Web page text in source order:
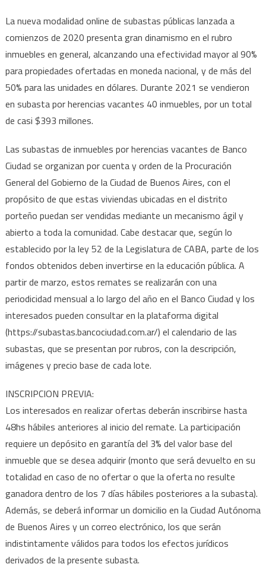
La nueva modalidad online de subastas públicas lanzada a
comienzos de 2020 presenta gran dinamismo en el rubro
inmuebles en general, alcanzando una efectividad mayor al 90%
para propiedades ofertadas en moneda nacional, y de más del
50% para las unidades en dólares. Durante 2021 se vendieron
en subasta por herencias vacantes 40 inmuebles, por un total
de casi $393 millones.
Las subastas de inmuebles por herencias vacantes de Banco
Ciudad se organizan por cuenta y orden de la Procuración
General del Gobierno de la Ciudad de Buenos Aires, con el
propósito de que estas viviendas ubicadas en el distrito
porteño puedan ser vendidas mediante un mecanismo ágil y
abierto a toda la comunidad. Cabe destacar que, según lo
establecido por la ley 52 de la Legislatura de CABA, parte de los
fondos obtenidos deben invertirse en la educación pública. A
partir de marzo, estos remates se realizarán con una
periodicidad mensual a lo largo del año en el Banco Ciudad y los
interesados pueden consultar en la plataforma digital
(https://subastas.bancociudad.com.ar/) el calendario de las
subastas, que se presentan por rubros, con la descripción,
imágenes y precio base de cada lote.
INSCRIPCION PREVIA:
Los interesados en realizar ofertas deberán inscribirse hasta
48hs hábiles anteriores al inicio del remate. La participación
requiere un depósito en garantía del 3% del valor base del
inmueble que se desea adquirir (monto que será devuelto en su
totalidad en caso de no ofertar o que la oferta no resulte
ganadora dentro de los 7 días hábiles posteriores a la subasta).
Además, se deberá informar un domicilio en la Ciudad Autónoma
de Buenos Aires y un correo electrónico, los que serán
indistintamente válidos para todos los efectos jurídicos
derivados de la presente subasta.